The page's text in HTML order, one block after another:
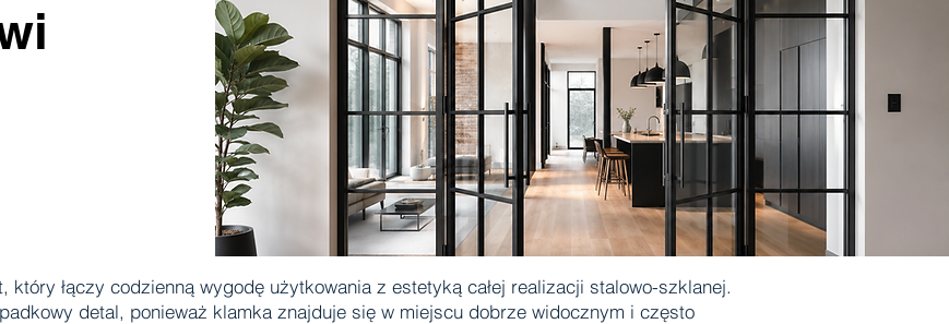
który łączy codzienną wygodę użytkowania z estetyką całej realizacji stalowo-szklanej.
detal, ponieważ klamka znajduje się w miejscu dobrze widocznym i często